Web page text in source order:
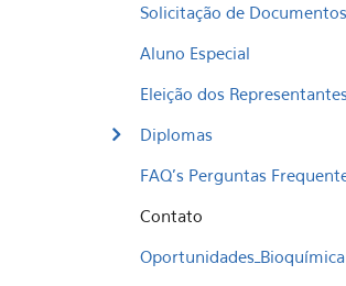
Solicitação de Documentos
Aluno Especial
Eleição dos
Diplomas
FAQ's Perguntas
Contato
Oportunidades_Bioquímica